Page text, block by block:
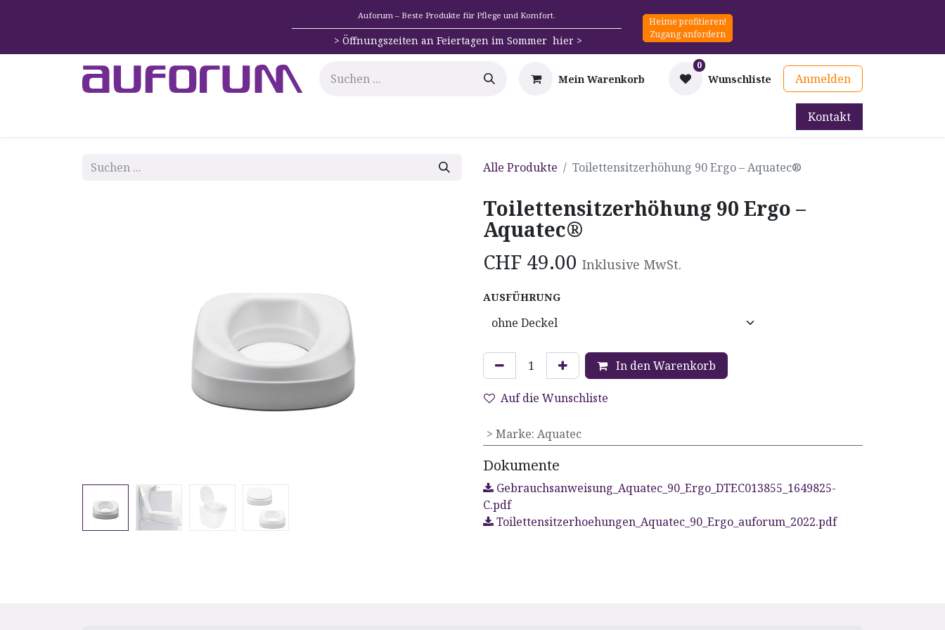
Auforum – Beste Produkte für Pflege und Komfort.
> Öffnungszeiten an Feiertagen im Sommer hier >
Heime profitieren!
Zugang anfordern
Mein Warenkorb
0
Wunschliste Anmelden
Mieten
Kontakt
Alle Produkte Toilettensitzerhöhung 90 Ergo – Aquatec®
Toilettensitzerhöhung 90 Ergo –
Aquatec®
CHF 49.00 Inklusive MwSt.
AUSFÜHRUNG
In den Warenkorb
Auf die Wunschliste
> Marke: Aquatec
Dokumente
Gebrauchsanweisung_Aquatec_90_Ergo_DTEC013855_1649825-
C.pdf
Toilettensitzerhoehungen_Aquatec_90_Ergo_auforum_2022.pdf